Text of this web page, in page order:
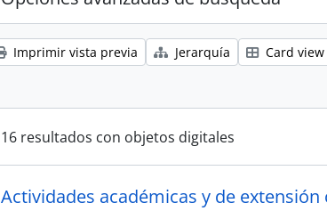
Imprimir vista previa Jerarquía Card view
16 resultados con objetos digitales
Actividades académicas y de